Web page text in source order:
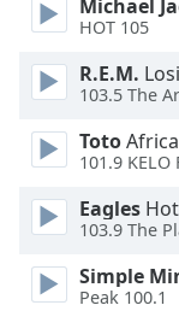
modal
window.
Beginning
dialog
window.
Escape
Michael
HOT 105
R.E.M.
103.5 The
TotoAfrica
101.9 KELO
Eagles
103.9 The
Simple
Peak 100.1